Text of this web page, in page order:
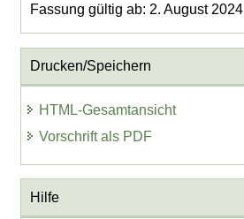
Fassung gültig ab: 2. August 2024
Drucken/Speichern
HTML-Gesamtansicht
Vorschrift als PDF
Hilfe